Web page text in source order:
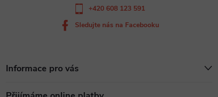
Informace pro vás
+420 608 123 591
Sledujte nás na Facebooku